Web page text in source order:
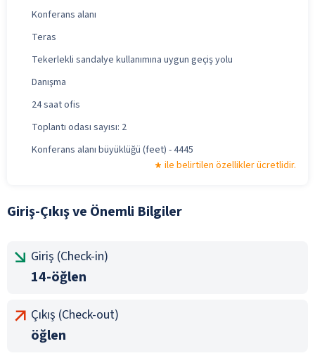
Konferans alanı
Teras
Tekerlekli sandalye kullanımına uygun geçiş yolu
Danışma
24 saat ofis
Toplantı odası sayısı: 2
Konferans alanı büyüklüğü (feet) - 4445
ile belirtilen özellikler ücretlidir.
Giriş-Çıkış ve Önemli Bilgiler
Giriş (Check-in)
14-öğlen
Çıkış (Check-out)
öğlen